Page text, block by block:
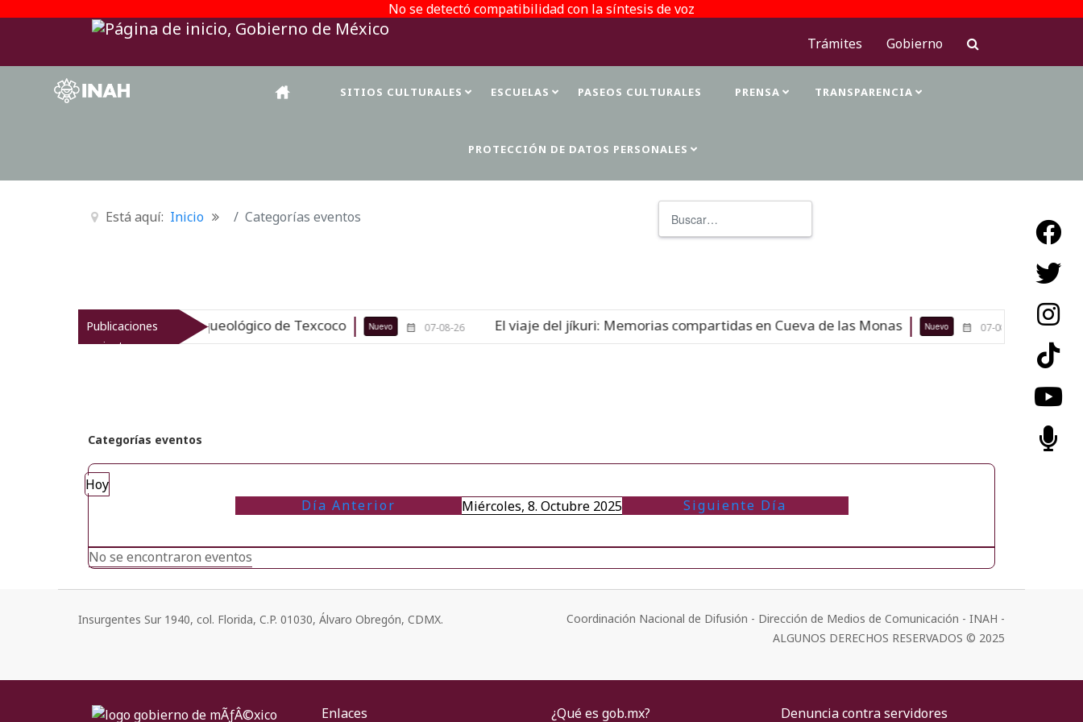
No se detectó compatibilidad con la síntesis de voz
Trámites
Gobierno
SITIOS CULTURALES ESCUELAS PASEOS CULTURALES PRENSA TRANSPARENCIA
PROTECCIÓN DE DATOS PERSONALES
Está aquí: Inicio Categorías eventos
Publicaciones
recientes
revitaliza el patrimonio arqueológico de Texcoco Nuevo 07-08-26 El viaje del jíkuri: Memorias compartidas en Cueva de las Monas Nuevo 07-08-26
Categorías eventos
Hoy
Día Anterior
Miércoles, 8. Octubre 2025 Siguiente Día
No se encontraron eventos
Insurgentes Sur 1940, col. Florida, C.P. 01030, Álvaro Obregón, CDMX.
Coordinación Nacional de Difusión - Dirección de Medios de Comunicación - INAH -
ALGUNOS DERECHOS RESERVADOS © 2025
Enlaces ¿Qué es gob.mx?
Denuncia contra servidores